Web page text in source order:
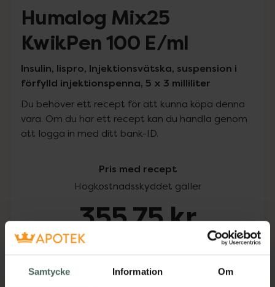
Samtycke Information Om
Humalog Mix25
KwikPen 100 E/ml
Insulin, lispro, Injektionsvätska, suspension i
förfylld injektionspenna, 5 x 3 milliliter
Du behöver ett recept för att kunna köpa denna
vara. Om du har ett recept kan du handla genom
att logga in med ditt bank-ID.
Pris med recept
Högkostnadsskyddet gäller
355,75 kr
Köp via ditt recept